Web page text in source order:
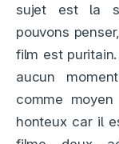
sujet est la
pouvons
film est
aucun
comme
honteux car il